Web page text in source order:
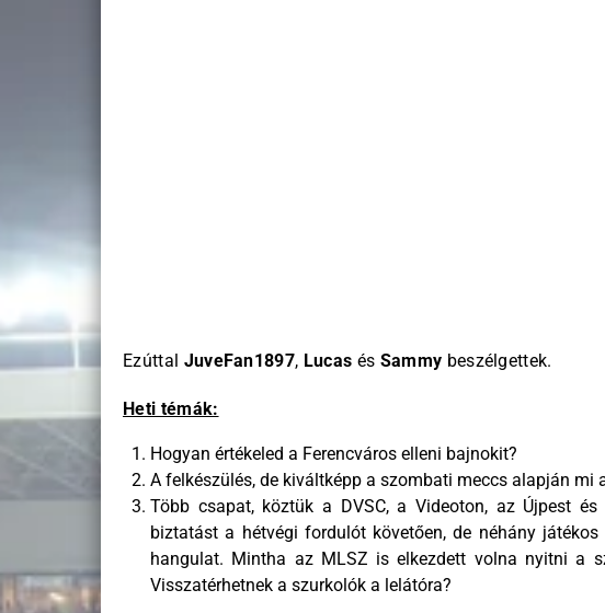
Ezúttal JuveFan1897, Lucas és Sammy beszélgettek.
Heti témák:
Hogyan értékeled a Ferencváros elleni bajnokit?
A felkészülés, de kiváltképp a szombati meccs alapján mi
Több csapat, köztük a DVSC, a Videoton, az Újpest
biztatást a hétvégi fordulót követően, de néhány
hangulat. Mintha az MLSZ is elkezdett volna nyitni a
Visszatérhetnek a szurkolók a lelátóra?